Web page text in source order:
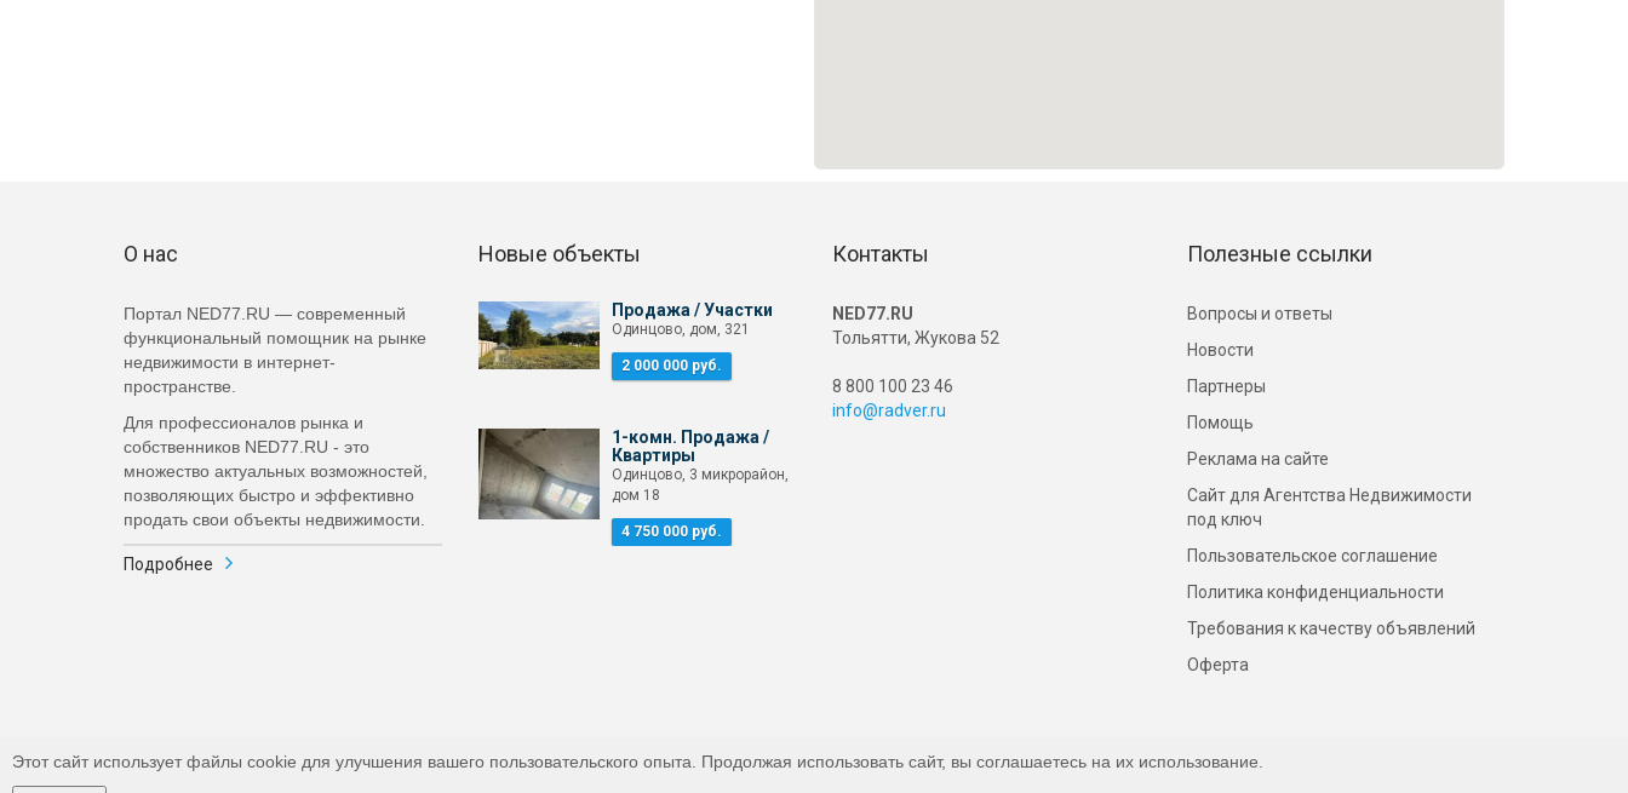
О нас
Портал NED77.RU — современный
функциональный помощник на рынке
недвижимости в интернет-
пространстве.
Для профессионалов рынка и
собственников NED77.RU - это
множество актуальных возможностей,
позволяющих быстро и эффективно
продать свои объекты недвижимости.
Подробнее
Новые объекты
Продажа / Участки
Одинцово, дом, 321
2 000 000 руб.
1-комн. Продажа /
Квартиры
Одинцово, 3 микрорайон,
дом 18
4 750 000 руб.
Контакты
NED77.RU
Тольятти, Жукова 52
8 800 100 23 46
info@radver.ru
Полезные ссылки
Вопросы и ответы
Новости
Партнеры
Помощь
Реклама на сайте
Сайт для Агентства Недвижимости
под ключ
Пользовательское соглашение
Политика конфиденциальности
Требования к качеству объявлений
Оферта
Этот сайт использует файлы cookie для улучшения вашего пользовательского опыта. Продолжая использовать сайт, вы соглашаетесь на их использование.